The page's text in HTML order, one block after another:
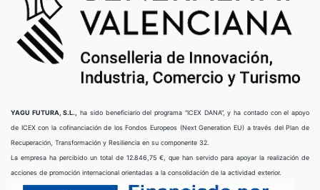
YAGU FUTURA, S.L.,
ha sido beneficiario del programa “ICEX DANA”, y ha contado con el apoyo
de ICEX con la cofinanciación de los Fondos Europeos (Next Generation EU) a través del Plan de
Recuperación, Transformación y Resiliencia en su componente 32.
La empresa ha percibido un total de 12.846,75 €, que han servido para apoyar la realización de
acciones de promoción internacional orientadas a la consolidación de la actividad exterior.